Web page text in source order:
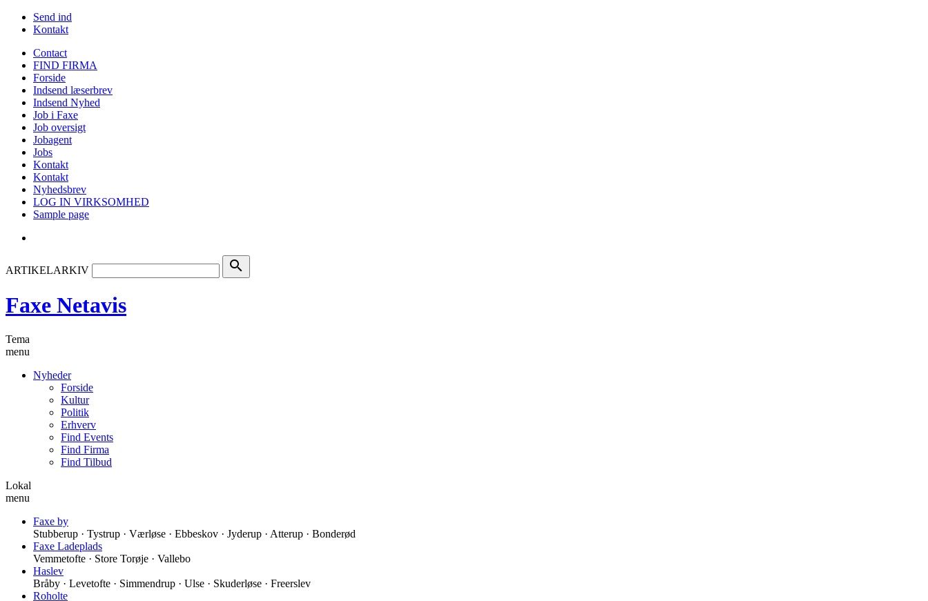
Send ind
Kontakt
Contact
FIND FIRMA
Forside
Indsend læserbrev
Indsend Nyhed
Job i Faxe
Job oversigt
Jobagent
Jobs
Kontakt
Kontakt
Nyhedsbrev
LOG IN VIRKSOMHED
Sample page
ARTIKELARKIV search
Faxe Netavis
Tema
menu
Nyheder
Forside
Kultur
Politik
Erhverv
Find Events
Find Firma
Find Tilbud
Lokal
menu
Faxe by
Stubberup · Tystrup · Værløse · Ebbeskov · Jyderup · Atterup · Bonderød
Faxe Ladeplads
Vemmetofte · Store Torøje · Vallebo
Haslev
Bråby · Levetofte · Simmendrup · Ulse · Skuderløse · Freerslev
Roholte